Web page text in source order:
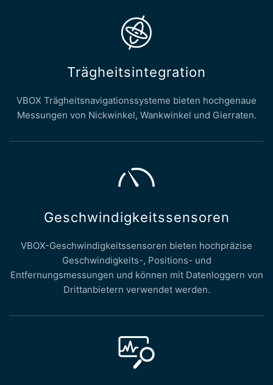
Trägheitsintegration
VBOX Trägheitsnavigationssysteme bieten hochgenaue
Messungen von Nickwinkel, Wankwinkel und Gierraten.
Geschwindigkeitssensoren
VBOX-Geschwindigkeitssensoren bieten hochpräzise
Geschwindigkeits-, Positions- und
Entfernungsmessungen und können mit Datenloggern von
Drittanbietern verwendet werden.